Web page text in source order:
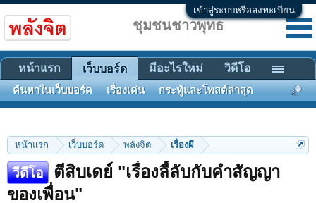
เข้าสู่ระบบหรือลงทะเบียน
หน้าแรก เว็บบอร์ด พลังจิต เรื่องผี
วีดีโอ
ตีสิบเดย์ "เรื่องลี้ลับกับคำสัญญา
ของเพื่อน"
ชุมชนชาวพุทธ
หน้าแรก เว็บบอร์ด
ค้นหาในเว็บบอร์ด เรื่องเด่น กระทู้และโพสต์ล่าสุด
มีอะไรใหม่ วิดีโอ